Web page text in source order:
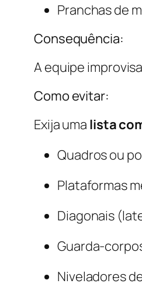
Pranchas de
Consequência:
A equipe
Como evitar:
Exija uma lista
Quadros ou
Plataformas
Diagonais
Guarda-
Niveladores